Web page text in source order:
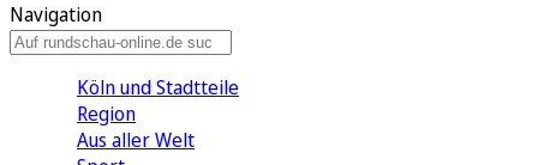
Navigation
Köln und Stadtteile
Region
Aus aller Welt